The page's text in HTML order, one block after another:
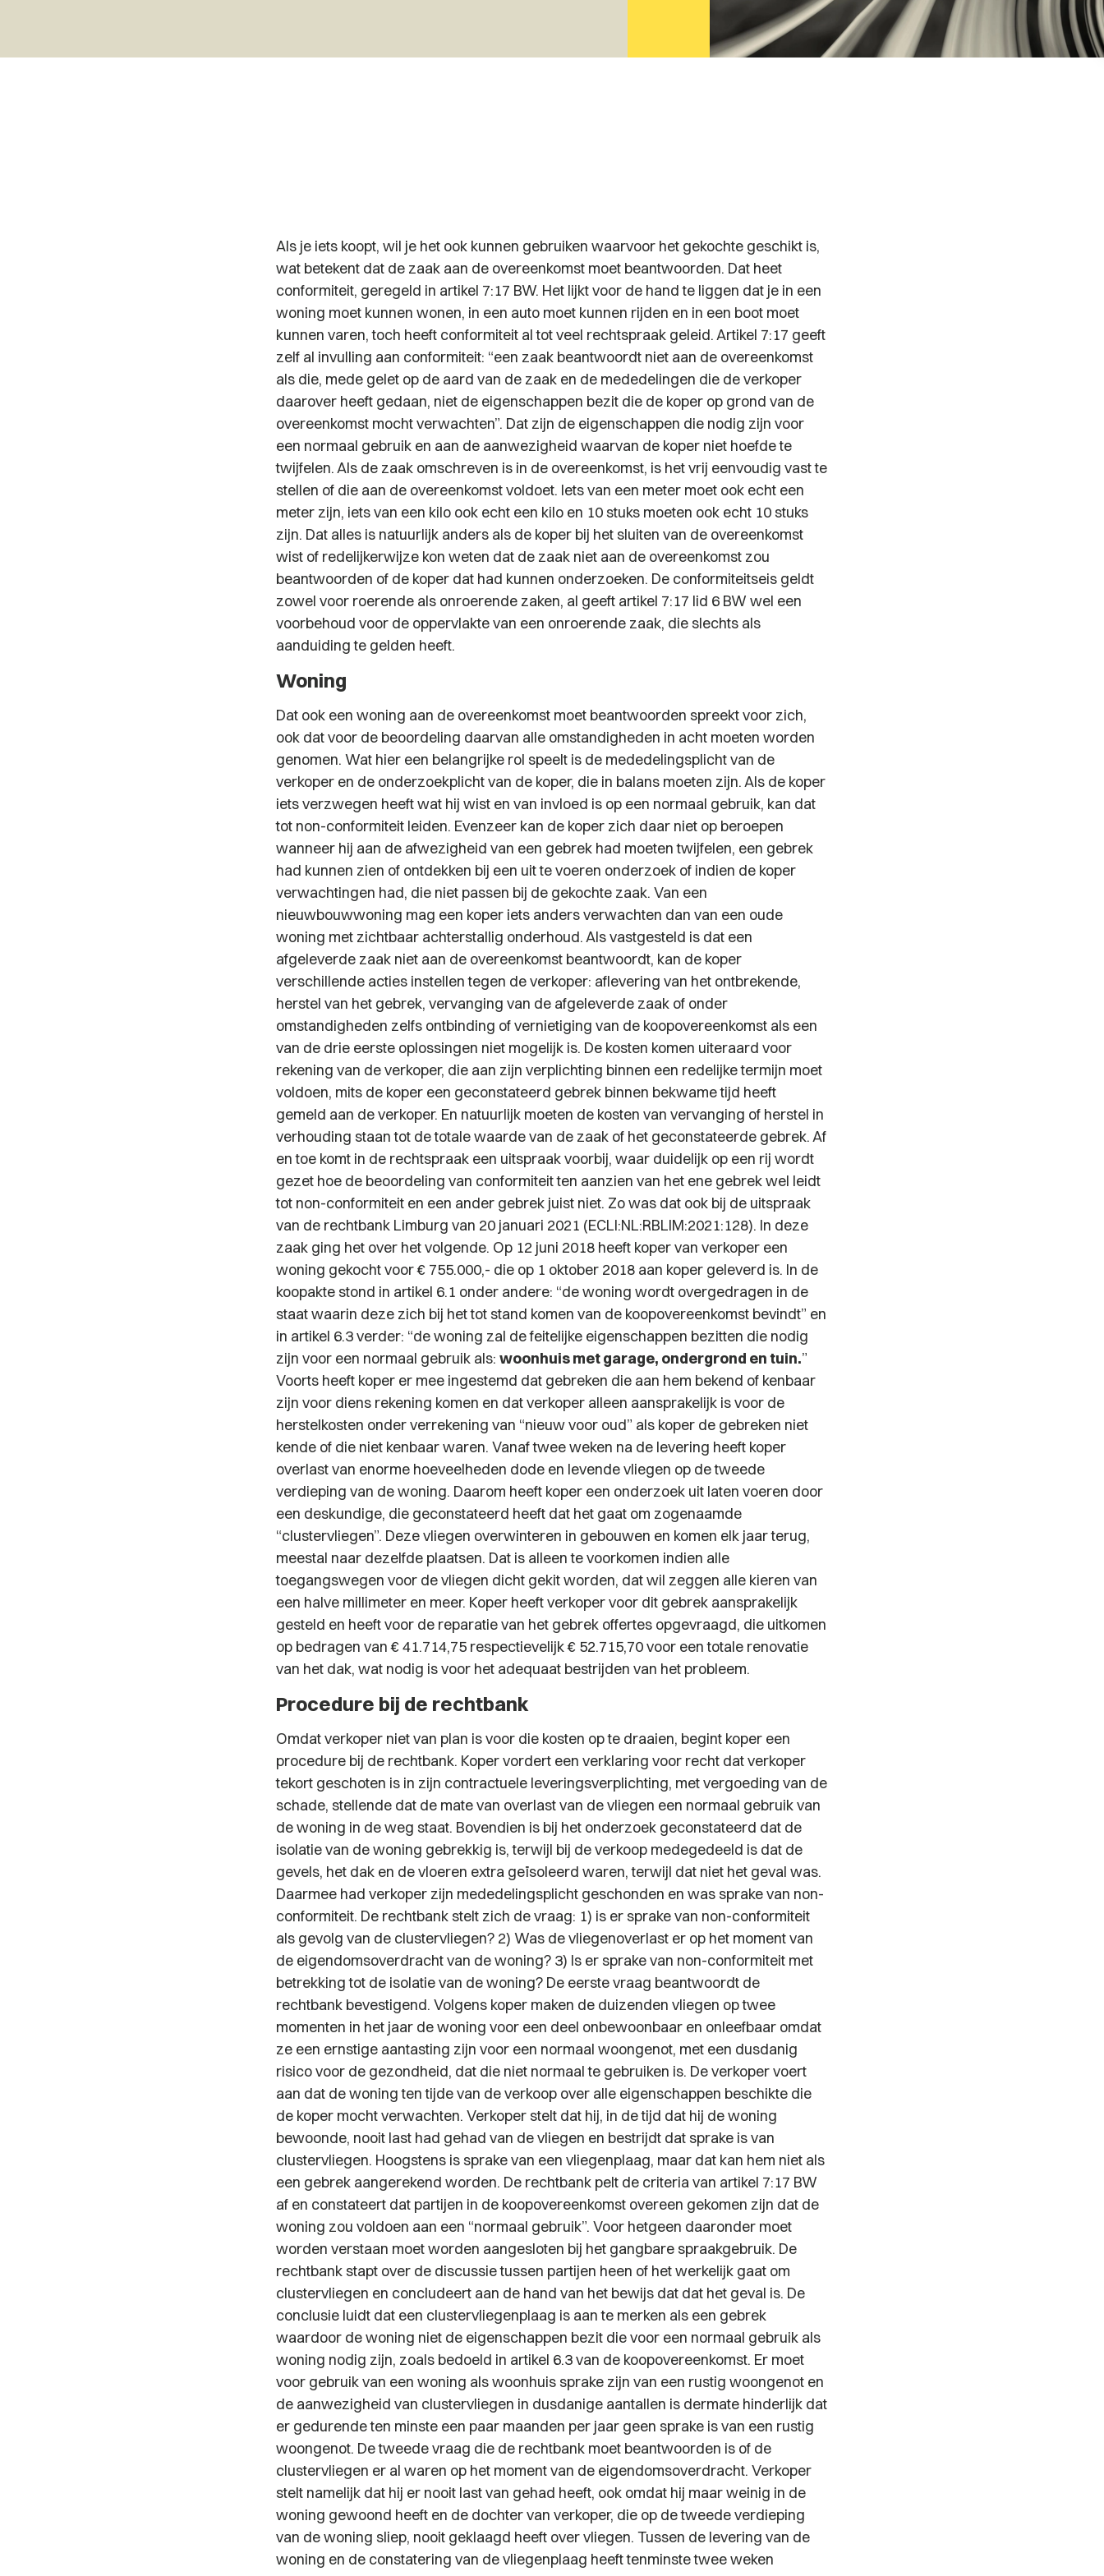
Als je iets koopt, wil je het ook kunnen gebruiken waarvoor het gekochte geschikt is,
wat betekent dat de zaak aan de overeenkomst moet beantwoorden. Dat heet
conformiteit, geregeld in artikel 7:17 BW. Het lijkt voor de hand te liggen dat je in een
woning moet kunnen wonen, in een auto moet kunnen rijden en in een boot moet
kunnen varen, toch heeft conformiteit al tot veel rechtspraak geleid. Artikel 7:17 geeft
zelf al invulling aan conformiteit: “een zaak beantwoordt niet aan de overeenkomst
als die, mede gelet op de aard van de zaak en de mededelingen die de verkoper
daarover heeft gedaan, niet de eigenschappen bezit die de koper op grond van de
overeenkomst mocht verwachten”. Dat zijn de eigenschappen die nodig zijn voor
een normaal gebruik en aan de aanwezigheid waarvan de koper niet hoefde te
twijfelen. Als de zaak omschreven is in de overeenkomst, is het vrij eenvoudig vast te
stellen of die aan de overeenkomst voldoet. Iets van een meter moet ook echt een
meter zijn, iets van een kilo ook echt een kilo en 10 stuks moeten ook echt 10 stuks
zijn. Dat alles is natuurlijk anders als de koper bij het sluiten van de overeenkomst
wist of redelijkerwijze kon weten dat de zaak niet aan de overeenkomst zou
beantwoorden of de koper dat had kunnen onderzoeken. De conformiteitseis geldt
zowel voor roerende als onroerende zaken, al geeft artikel 7:17 lid 6 BW wel een
voorbehoud voor de oppervlakte van een onroerende zaak, die slechts als
aanduiding te gelden heeft.
Woning
Dat ook een woning aan de overeenkomst moet beantwoorden spreekt voor zich,
ook dat voor de beoordeling daarvan alle omstandigheden in acht moeten worden
genomen. Wat hier een belangrijke rol speelt is de mededelingsplicht van de
verkoper en de onderzoekplicht van de koper, die in balans moeten zijn. Als de koper
iets verzwegen heeft wat hij wist en van invloed is op een normaal gebruik, kan dat
tot non-conformiteit leiden. Evenzeer kan de koper zich daar niet op beroepen
wanneer hij aan de afwezigheid van een gebrek had moeten twijfelen, een gebrek
had kunnen zien of ontdekken bij een uit te voeren onderzoek of indien de koper
verwachtingen had, die niet passen bij de gekochte zaak. Van een
nieuwbouwwoning mag een koper iets anders verwachten dan van een oude
woning met zichtbaar achterstallig onderhoud. Als vastgesteld is dat een
afgeleverde zaak niet aan de overeenkomst beantwoordt, kan de koper
verschillende acties instellen tegen de verkoper: aflevering van het ontbrekende,
herstel van het gebrek, vervanging van de afgeleverde zaak of onder
omstandigheden zelfs ontbinding of vernietiging van de koopovereenkomst als een
van de drie eerste oplossingen niet mogelijk is. De kosten komen uiteraard voor
rekening van de verkoper, die aan zijn verplichting binnen een redelijke termijn moet
voldoen, mits de koper een geconstateerd gebrek binnen bekwame tijd heeft
gemeld aan de verkoper. En natuurlijk moeten de kosten van vervanging of herstel in
verhouding staan tot de totale waarde van de zaak of het geconstateerde gebrek. Af
en toe komt in de rechtspraak een uitspraak voorbij, waar duidelijk op een rij wordt
gezet hoe de beoordeling van conformiteit ten aanzien van het ene gebrek wel leidt
tot non-conformiteit en een ander gebrek juist niet. Zo was dat ook bij de uitspraak
van de rechtbank Limburg van 20 januari 2021 (ECLI:NL:RBLIM:2021:128). In deze
zaak ging het over het volgende. Op 12 juni 2018 heeft koper van verkoper een
woning gekocht voor € 755.000,- die op 1 oktober 2018 aan koper geleverd is. In de
koopakte stond in artikel 6.1 onder andere: “de woning wordt overgedragen in de
staat waarin deze zich bij het tot stand komen van de koopovereenkomst bevindt” en
in artikel 6.3 verder: “de woning zal de feitelijke eigenschappen bezitten die nodig
zijn voor een normaal gebruik als: woonhuis met garage, ondergrond en tuin.”
Voorts heeft koper er mee ingestemd dat gebreken die aan hem bekend of kenbaar
zijn voor diens rekening komen en dat verkoper alleen aansprakelijk is voor de
herstelkosten onder verrekening van “nieuw voor oud” als koper de gebreken niet
kende of die niet kenbaar waren. Vanaf twee weken na de levering heeft koper
overlast van enorme hoeveelheden dode en levende vliegen op de tweede
verdieping van de woning. Daarom heeft koper een onderzoek uit laten voeren door
een deskundige, die geconstateerd heeft dat het gaat om zogenaamde
“clustervliegen”. Deze vliegen overwinteren in gebouwen en komen elk jaar terug,
meestal naar dezelfde plaatsen. Dat is alleen te voorkomen indien alle
toegangswegen voor de vliegen dicht gekit worden, dat wil zeggen alle kieren van
een halve millimeter en meer. Koper heeft verkoper voor dit gebrek aansprakelijk
gesteld en heeft voor de reparatie van het gebrek offertes opgevraagd, die uitkomen
op bedragen van € 41.714,75 respectievelijk € 52.715,70 voor een totale renovatie
van het dak, wat nodig is voor het adequaat bestrijden van het probleem.
Procedure bij de rechtbank
Omdat verkoper niet van plan is voor die kosten op te draaien, begint koper een
procedure bij de rechtbank. Koper vordert een verklaring voor recht dat verkoper
tekort geschoten is in zijn contractuele leveringsverplichting, met vergoeding van de
schade, stellende dat de mate van overlast van de vliegen een normaal gebruik van
de woning in de weg staat. Bovendien is bij het onderzoek geconstateerd dat de
isolatie van de woning gebrekkig is, terwijl bij de verkoop medegedeeld is dat de
gevels, het dak en de vloeren extra geïsoleerd waren, terwijl dat niet het geval was.
Daarmee had verkoper zijn mededelingsplicht geschonden en was sprake van non-
conformiteit. De rechtbank stelt zich de vraag: 1) is er sprake van non-conformiteit
als gevolg van de clustervliegen? 2) Was de vliegenoverlast er op het moment van
de eigendomsoverdracht van de woning? 3) Is er sprake van non-conformiteit met
betrekking tot de isolatie van de woning? De eerste vraag beantwoordt de
rechtbank bevestigend. Volgens koper maken de duizenden vliegen op twee
momenten in het jaar de woning voor een deel onbewoonbaar en onleefbaar omdat
ze een ernstige aantasting zijn voor een normaal woongenot, met een dusdanig
risico voor de gezondheid, dat die niet normaal te gebruiken is. De verkoper voert
aan dat de woning ten tijde van de verkoop over alle eigenschappen beschikte die
de koper mocht verwachten. Verkoper stelt dat hij, in de tijd dat hij de woning
bewoonde, nooit last had gehad van de vliegen en bestrijdt dat sprake is van
clustervliegen. Hoogstens is sprake van een vliegenplaag, maar dat kan hem niet als
een gebrek aangerekend worden. De rechtbank pelt de criteria van artikel 7:17 BW
af en constateert dat partijen in de koopovereenkomst overeen gekomen zijn dat de
woning zou voldoen aan een “normaal gebruik”. Voor hetgeen daaronder moet
worden verstaan moet worden aangesloten bij het gangbare spraakgebruik. De
rechtbank stapt over de discussie tussen partijen heen of het werkelijk gaat om
clustervliegen en concludeert aan de hand van het bewijs dat dat het geval is. De
conclusie luidt dat een clustervliegenplaag is aan te merken als een gebrek
waardoor de woning niet de eigenschappen bezit die voor een normaal gebruik als
woning nodig zijn, zoals bedoeld in artikel 6.3 van de koopovereenkomst. Er moet
voor gebruik van een woning als woonhuis sprake zijn van een rustig woongenot en
de aanwezigheid van clustervliegen in dusdanige aantallen is dermate hinderlijk dat
er gedurende ten minste een paar maanden per jaar geen sprake is van een rustig
woongenot. De tweede vraag die de rechtbank moet beantwoorden is of de
clustervliegen er al waren op het moment van de eigendomsoverdracht. Verkoper
stelt namelijk dat hij er nooit last van gehad heeft, ook omdat hij maar weinig in de
woning gewoond heeft en de dochter van verkoper, die op de tweede verdieping
van de woning sliep, nooit geklaagd heeft over vliegen. Tussen de levering van de
woning en de constatering van de vliegenplaag heeft tenminste twee weken